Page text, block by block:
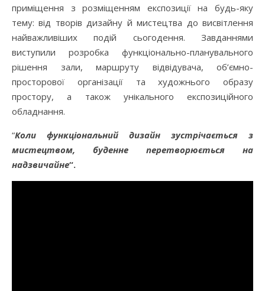
приміщення з розміщенням експозиції на будь-яку
тему: від творів дизайну й мистецтва до висвітлення
найважливіших подій сьогодення. Завданнями
виступили розробка функціонально-планувального
рішення зали, маршруту відвідувача, об’ємно-
просторової організації та художнього образу
простору, а також унікального експозиційного
обладнання.
“Коли функціональний дизайн зустрічається з
мистецтвом, буденне перетворюється на
надзвичайне“.